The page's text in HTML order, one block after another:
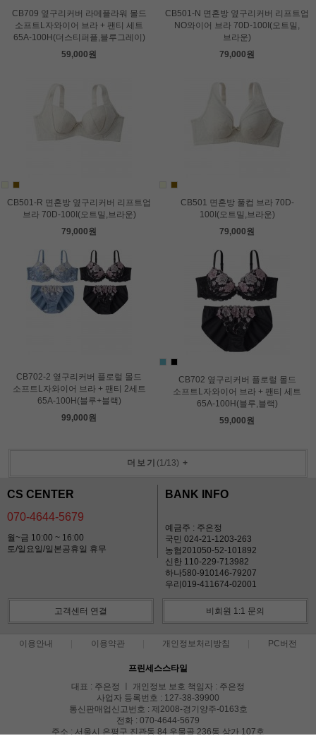
CB709 옆구리커버 라메플라워 몰드
소프트L자와이어 브라 + 팬티 세트
65A-100H(더스티퍼플,블루그레이)
59,000원
CB501-N 면혼방 옆구리커버 리프트업
NO와이어 브라 70D-100I(오트밀,
브라운)
79,000원
CB501-R 면혼방 옆구리커버 리프트업
브라 70D-100I(오트밀,브라운)
79,000원
CB501 면혼방 풀컵 브라 70D-
100I(오트밀,브라운)
79,000원
CB702-2 옆구리커버 플로럴 몰드
소프트L자와이어 브라 + 팬티 2세트
65A-100H(블루+블랙)
99,000원
CB702 옆구리커버 플로럴 몰드
소프트L자와이어 브라 + 팬티 세트
65A-100H(블루,블랙)
59,000원
더보기 (1/13) +
CS CENTER
070-4644-5679
월~금 10:00 ~ 16:00
토/일요일/일본공휴일 휴무
BANK INFO
예금주 : 주은정
국민 024-21-1203-263
농협201050-52-101892
신한 110-229-713982
하나580-910146-79207
우리019-411674-02001
고객센터 연결 비회원 1:1 문의
이용안내 이용약관 개인정보처리방침 PC버전
프린세스스타일
대표 : 주은정 ㅣ 개인정보 보호 책임자 : 주은정
사업자 등록번호 : 127-38-39900
통신판매업신고번호 : 제2008-경기양주-0163호
전화 : 070-4644-5679
주소 : 서울시 은평구 진관동 84 우물골 236동 상가 107호